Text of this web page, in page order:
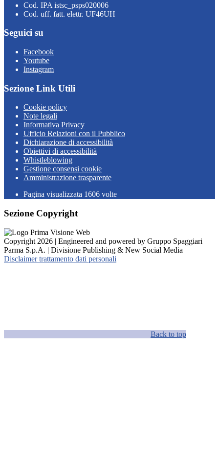
Cod. IPA istsc_psps020006
Cod. uff. fatt. elettr. UF46UH
Seguici su
Facebook
Youtube
Instagram
Sezione Link Utili
Cookie policy
Note legali
Informativa Privacy
Ufficio Relazioni con il Pubblico
Dichiarazione di accessibilità
Obiettivi di accessibilità
Whistleblowing
Gestione consensi cookie
Amministrazione trasparente
Pagina visualizzata 1606 volte
Sezione Copyright
Copyright 2026 | Engineered and powered by Gruppo Spaggiari
Parma S.p.A. | Divisione Publishing & New Social Media
Disclaimer trattamento dati personali
Back to top